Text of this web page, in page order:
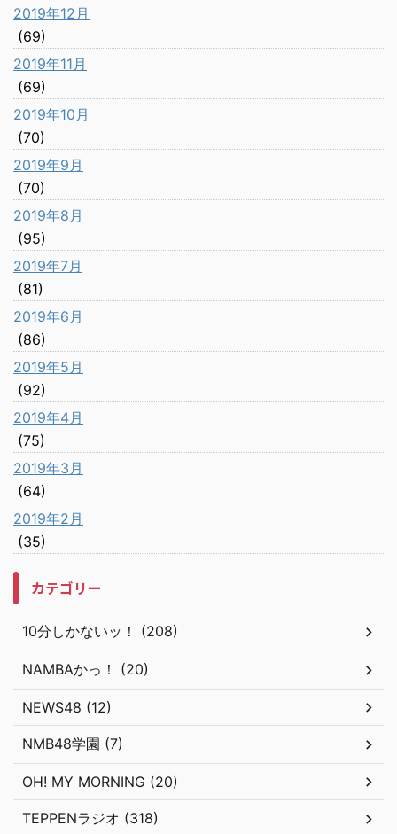
2019年12月
(69)
2019年11月
(69)
2019年10月
(70)
2019年9月
(70)
2019年8月
(95)
2019年7月
(81)
2019年6月
(86)
2019年5月
(92)
2019年4月
(75)
2019年3月
(64)
2019年2月
(35)
カテゴリー
10分しかないッ！ (208)
NAMBAかっ！ (20)
NEWS48 (12)
NMB48学園 (7)
OH! MY MORNING (20)
TEPPENラジオ (318)